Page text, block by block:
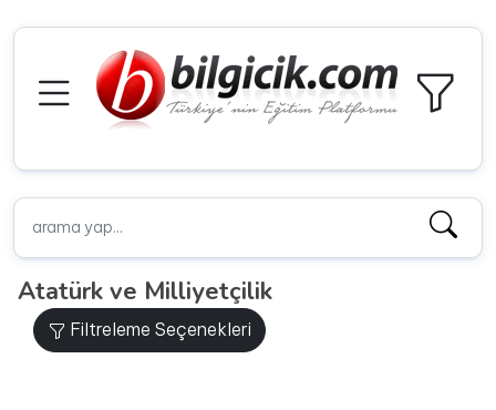
Atatürk ve Milliyetçilik
Filtreleme Seçenekleri